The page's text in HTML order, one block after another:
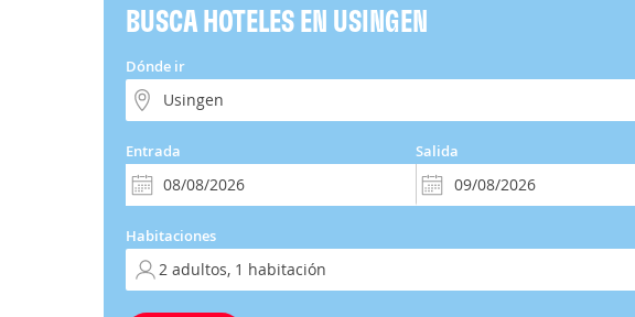
BUSCA HOTELES EN USINGEN
Dónde ir
Entrada Salida
Habitaciones